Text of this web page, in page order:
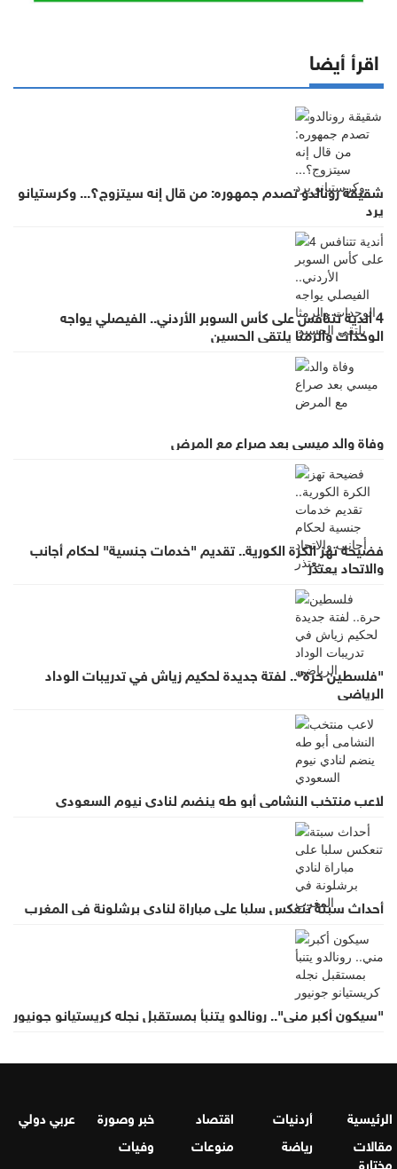
اقرأ أيضا
شقيقة رونالدو تصدم جمهوره: من قال إنه سيتزوج؟... وكرستيانو
يرد
4 أندية تتنافس على كأس السوبر الأردني.. الفيصلي يواجه
الوحدات والرمثا يلتقي الحسين
وفاة والد ميسي بعد صراع مع المرض
فضيحة تهز الكرة الكورية.. تقديم "خدمات جنسية" لحكام أجانب
والاتحاد يعتذر
"فلسطين حرة".. لفتة جديدة لحكيم زياش في تدريبات الوداد
الرياضي
لاعب منتخب النشامى أبو طه ينضم لنادي نيوم السعودي
أحداث سبتة تنعكس سلبا على مباراة لنادي برشلونة في المغرب
"سيكون أكبر مني".. رونالدو يتنبأ بمستقبل نجله كريستيانو جونيور
الرئيسية أردنيات اقتصاد خبر وصورة
عربي دولي
مقالات
مختارة
رياضة منوعات وفيات